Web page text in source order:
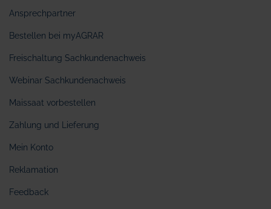
Ansprechpartner
Bestellen bei myAGRAR
Freischaltung Sachkundenachweis
Webinar Sachkundenachweis
Maissaat vorbestellen
Zahlung und Lieferung
Mein Konto
Reklamation
Feedback